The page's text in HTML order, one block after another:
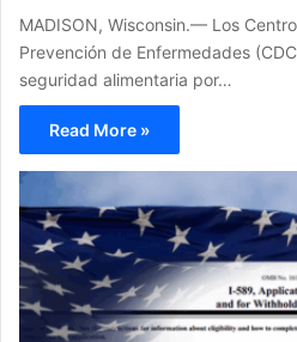
MADISON, Wisconsin.— Los
Prevención de Enfermedades
seguridad alimentaria por…
Read More »